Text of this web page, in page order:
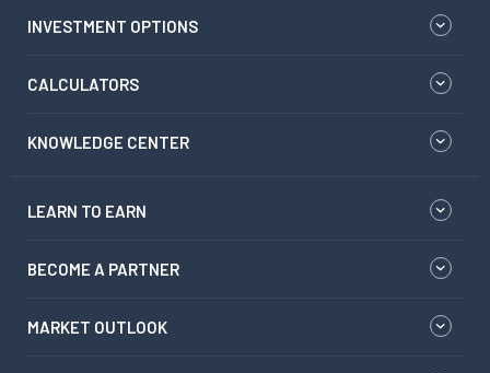
INVESTMENT OPTIONS
CALCULATORS
KNOWLEDGE CENTER
LEARN TO EARN
BECOME A PARTNER
MARKET OUTLOOK